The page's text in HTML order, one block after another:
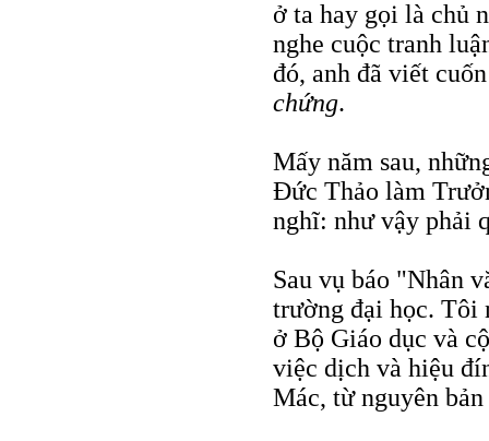
ở ta hay gọi là chủ
nghe cuộc tranh
đó, anh đã viết
chứng.
Mấy năm sau,
Đức Thảo làm
nghĩ: như vậy phải
Sau vụ báo "Nhân
trường đại học. Tôi
ở Bộ Giáo dục và
việc dịch và hiệu
Mác, từ nguyên